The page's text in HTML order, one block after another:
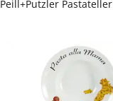
Peill+Putzler Pastateller